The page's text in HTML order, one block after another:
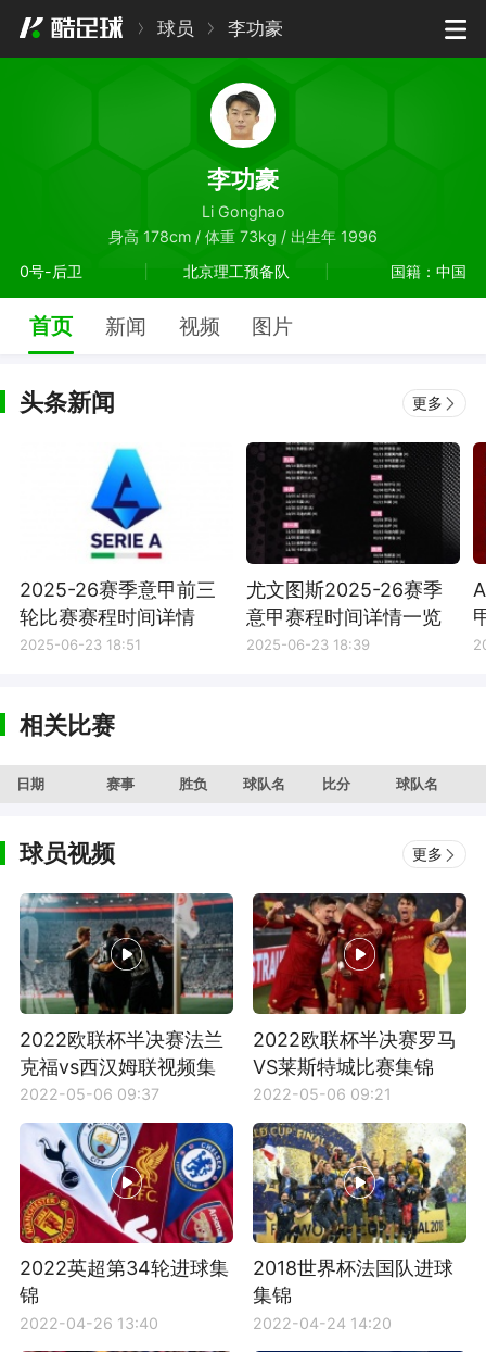
球员 李功豪
李功豪
Li Gonghao
身高 178cm / 体重 73kg / 出生年 1996
0号-后卫
北京理工预备队 国籍：中国
首页 新闻 视频 图片
头条新闻 更多
2025-26赛季意甲前三
轮比赛赛程时间详情
2025-06-23 18:51
尤文图斯2025-26赛季
意甲赛程时间详情一览
2025-06-23 18:39
相关比赛
日期 赛事 胜负 球队名 比分 球队名
球员视频 更多
2022欧联杯半决赛法兰
克福vs西汉姆联视频集
锦
2022-05-06 09:37
2022欧联杯半决赛罗马
VS莱斯特城比赛集锦
2022-05-06 09:21
2022英超第34轮进球集
锦
2022-04-26 13:40
2018世界杯法国队进球
集锦
2022-04-24 14:20